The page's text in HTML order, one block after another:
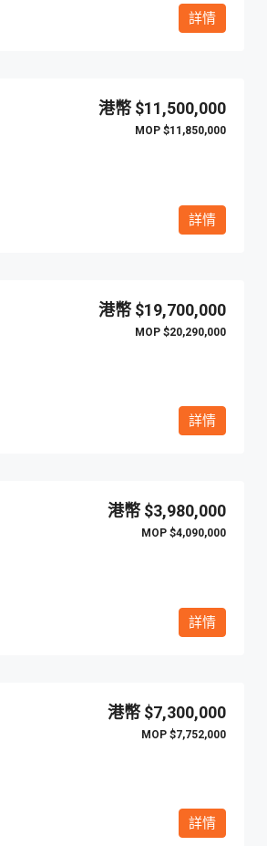
詳情
$11,500,000
$11,850,000
詳情
$19,700,000
$20,290,000
詳情
$3,980,000
$4,090,000
詳情
$7,300,000
$7,752,000
詳情
超筍
澳門波爾圖街321號357 號